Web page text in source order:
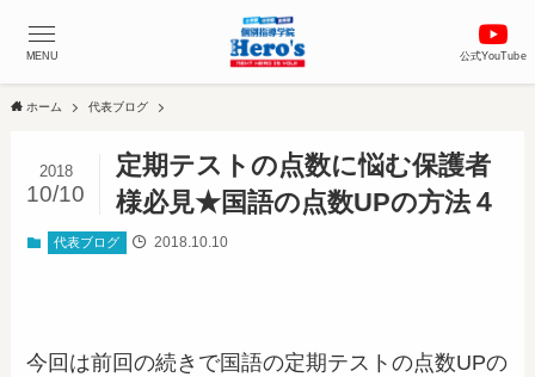
公式YouTube
MENU
ホーム 代表ブログ
定期テストの点数に悩む保護者
様必見★国語の点数UPの方法４
2018
10/10
代表ブログ 2018.10.10
今回は前回の続きで国語の定期テストの点数UPの